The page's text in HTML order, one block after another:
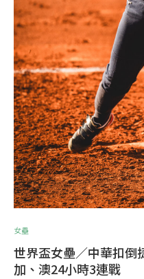
女壘
世界盃女壘／中華扣
加、澳24小時3連戰